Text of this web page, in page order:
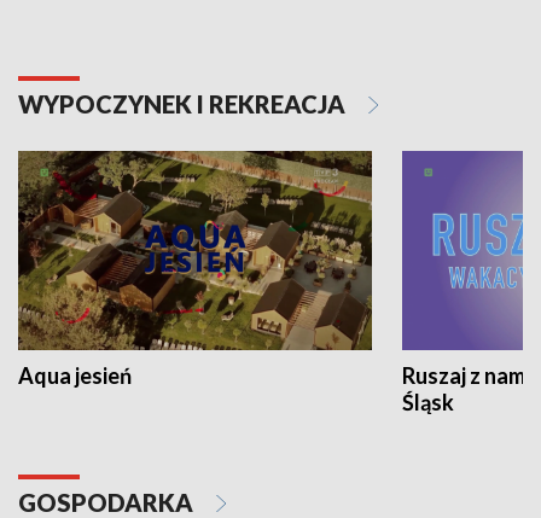
WYPOCZYNEK I REKREACJA
Aqua jesień
Ruszaj z
Śląsk
GOSPODARKA